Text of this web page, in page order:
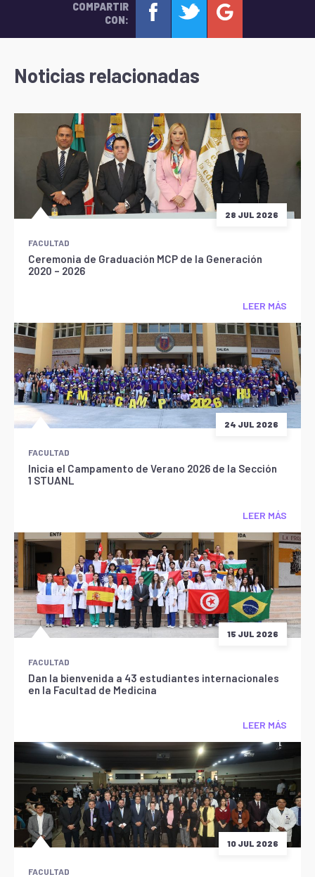
COMPARTIR
CON:
Noticias relacionadas
28 JUL 2026
FACULTAD
Ceremonia de Graduación MCP de la Generación
2020 – 2026
LEER MÁS
24 JUL 2026
FACULTAD
Inicia el Campamento de Verano 2026 de la Sección
1 STUANL
LEER MÁS
15 JUL 2026
FACULTAD
Dan la bienvenida a 43 estudiantes internacionales
en la Facultad de Medicina
LEER MÁS
10 JUL 2026
FACULTAD